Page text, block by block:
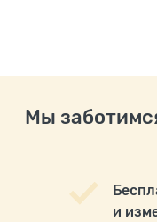
Мы
и